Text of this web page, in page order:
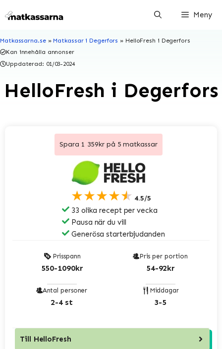
till
Meny
Matkassarna.se» Matkassar i Degerfors » HelloFresh i Degerfors
Kan innehålla annonser
Uppdaterad: 01/03-2024
HelloFresh i Degerfors
Spara 1 359kr på 5 matkassar
★★★★★ 4.5/5
33 olika recept per vecka
Pausa när du vill
Generösa starterbjudanden
Prisspann
550-1090kr
Pris per portion
54-92kr
Antal personer
2-4 st
Middagar
3-5
Till HelloFresh